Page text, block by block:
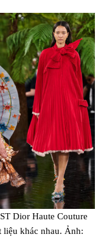
Dior Haute Couture
liệu khác nhau. Ảnh: